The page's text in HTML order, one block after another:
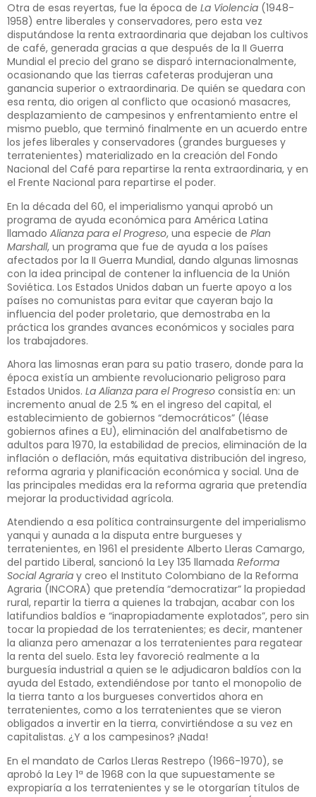
Otra de esas reyertas, fue la época de La Violencia (1948-
1958) entre liberales y conservadores, pero esta vez
disputándose la renta extraordinaria que dejaban los cultivos
de café, generada gracias a que después de la II Guerra
Mundial el precio del grano se disparó internacionalmente,
ocasionando que las tierras cafeteras produjeran una
ganancia superior o extraordinaria. De quién se quedara con
esa renta, dio origen al conflicto que ocasionó masacres,
desplazamiento de campesinos y enfrentamiento entre el
mismo pueblo, que terminó finalmente en un acuerdo entre
los jefes liberales y conservadores (grandes burgueses y
terratenientes) materializado en la creación del Fondo
Nacional del Café para repartirse la renta extraordinaria, y en
el Frente Nacional para repartirse el poder.
En la década del 60, el imperialismo yanqui aprobó un
programa de ayuda económica para América Latina
llamado Alianza para el Progreso, una especie de Plan
Marshall, un programa que fue de ayuda a los países
afectados por la II Guerra Mundial, dando algunas limosnas
con la idea principal de contener la influencia de la Unión
Soviética. Los Estados Unidos daban un fuerte apoyo a los
países no comunistas para evitar que cayeran bajo la
influencia del poder proletario, que demostraba en la
práctica los grandes avances económicos y sociales para
los trabajadores.
Ahora las limosnas eran para su patio trasero, donde para la
época existía un ambiente revolucionario peligroso para
Estados Unidos. La Alianza para el Progreso consistía en: un
incremento anual de 2.5 % en el ingreso del capital, el
establecimiento de gobiernos “democráticos” (léase
gobiernos afines a EU), eliminación del analfabetismo de
adultos para 1970, la estabilidad de precios, eliminación de la
inflación o deflación, más equitativa distribución del ingreso,
reforma agraria y planificación económica y social. Una de
las principales medidas era la reforma agraria que pretendía
mejorar la productividad agrícola.
Atendiendo a esa política contrainsurgente del imperialismo
yanqui y aunada a la disputa entre burgueses y
terratenientes, en 1961 el presidente Alberto Lleras Camargo,
del partido Liberal, sancionó la Ley 135 llamada Reforma
Social Agraria y creo el Instituto Colombiano de la Reforma
Agraria (INCORA) que pretendía “democratizar” la propiedad
rural, repartir la tierra a quienes la trabajan, acabar con los
latifundios baldíos e “inapropiadamente explotados”, pero sin
tocar la propiedad de los terratenientes; es decir, mantener
la alianza pero amenazar a los terratenientes para regatear
la renta del suelo. Esta ley favoreció realmente a la
burguesía industrial a quien se le adjudicaron baldíos con la
ayuda del Estado, extendiéndose por tanto el monopolio de
la tierra tanto a los burgueses convertidos ahora en
terratenientes, como a los terratenientes que se vieron
obligados a invertir en la tierra, convirtiéndose a su vez en
capitalistas. ¿Y a los campesinos? ¡Nada!
En el mandato de Carlos Lleras Restrepo (1966-1970), se
aprobó la Ley 1ª de 1968 con la que supuestamente se
expropiaría a los terratenientes y se le otorgarían títulos de